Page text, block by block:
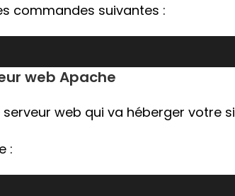
commandes suivantes :
web Apache
web qui va héberger votre
: